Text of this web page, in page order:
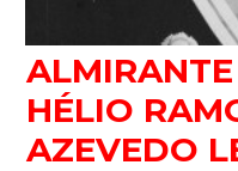
HÉLIO
AZEVEDO
Assine e receba os